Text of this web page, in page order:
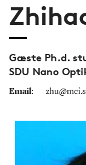
Gæste Ph.d.
SDU Nano
Email: